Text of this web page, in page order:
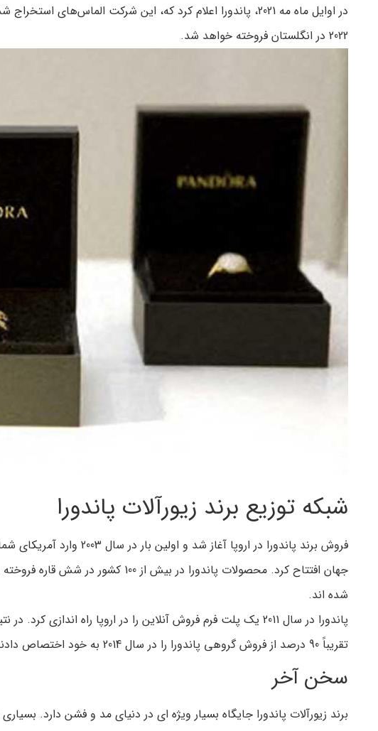
در اوایل ماه مه 2021، پاندورا اعلام کرد که، این شرکت
2022 در انگلستان فروخته خواهد شد.
شبکه توزیع برند زیورآلات پاندورا
شده اند.
پاندورا در سال 2011 یک پلت فرم فروش آنلاین را در اروپا راه
تقریباً 90 درصد از فروش گروهی پاندورا را در سال 2014 به خود اختصاص دادند.
سخن آخر
برند زیورآلات پاندورا جایگاه بسیار ویژه ای در دنیای مد و فشن دارد.